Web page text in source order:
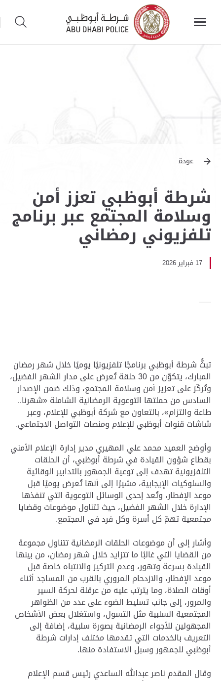
عودة
شرطة أبوظبي تعزز أمن
وسلامة المجتمع عبر برنامج
تلفزيوني رمضاني
17 فبراير 2026
تبثُّ شرطة أبوظبي برنامجًا تلفزيونيًا يوميًا خلال شهر رمضان
المبارك، يتكوّن من 30 حلقة تُعرض على مدار الشهر الفضيل،
وتُركّز على تعزيز أمن وسلامة المجتمع، وذلك ضمن الإصدار
السادس من حملتها التوعوية الرمضانية الشاملة «شهرنا..
طاعة والتزام»، بالتعاون مع شركة أبوظبي للإعلام، وعبر
شاشات قنوات أبوظبي للإعلام ومنصات التواصل الاجتماعي.
وأوضح العميد محمد علي المهيري مدير إدارة الإعلام الأمني
بقطاع شؤون القيادة في شرطة أبوظبي، أن الحلقات
التلفزيونية تهدف إلى توعية الجمهور بالتدابير الوقائية
والسلوكيات الإيجابية، مشيرًا إلى أنها تُعرض يوميًا قبل
موعد الإفطار، وتُعد إحدى الوسائل التوعوية التي تنفذها
الإدارة خلال الشهر الفضيل، حيث تتناول موضوعات وقضايا
مجتمعية تهمّ كل أسرة وكل فرد في المجتمع.
وأشار إلى أن موضوعات الحلقات الرمضانية تتناول مجموعة
من القضايا التي غالبًا ما تتزايد خلال شهر رمضان، من بينها
القيادة بسرعة وتهور، وعدم التركيز والانتباه خاصة قبل
موعد الإفطار، والازدحام المروري بالقرب من المساجد أثناء
أوقات الصلاة، وما يترتب عليه من عرقلة لحركة السير
والمرور، إلى جانب تسليط الضوء على عدد من الظواهر
المجتمعية السلبية مثل التسول، واستغلال بعض الأشخاص
المجهولين للأجواء الرمضانية بصورة سلبية، إضافة إلى
التعريف بالخدمات التي تقدمها مختلف إدارات شرطة
أبوظبي للجمهور وسبل الاستفادة منها.
وقال المقدم ناصر عبدالله الساعدي رئيس قسم الإعلام